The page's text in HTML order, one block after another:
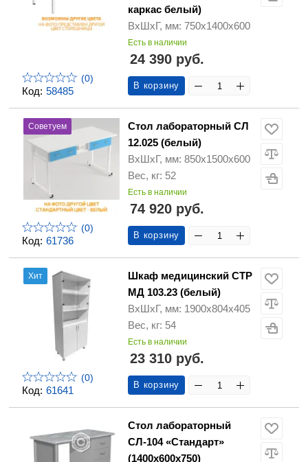
Код: 58485
(0)
каркас белый)
ВхШхГ, мм: 750х1400х600
Есть в наличии
24 390 руб.
В корзину
Код: 61736
Советуем
(0)
Стол лабораторный СЛ
12.025 (белый)
ВхШхГ, мм: 850х1500х600
Вес, кг: 52
Есть в наличии
74 920 руб.
В корзину
Код: 61641
Хит
(0)
Шкаф медицинский СТР
МД 103.23 (белый)
ВхШхГ, мм: 1900х804х405
Вес, кг: 54
Есть в наличии
23 310 руб.
В корзину
Стол лабораторный
СЛ-104 «Стандарт»
(1400х600х750)